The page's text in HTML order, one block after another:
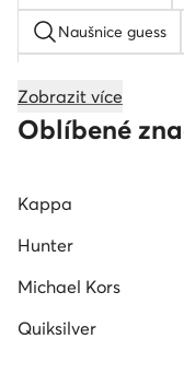
Naušnice guess
Dětská kšiltovka
Zobrazit více
Oblíbené
Kappa
Hunter
Michael Kors
Quiksilver